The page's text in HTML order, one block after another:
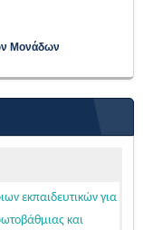
Μονάδων
εκπαιδευτικών για
και